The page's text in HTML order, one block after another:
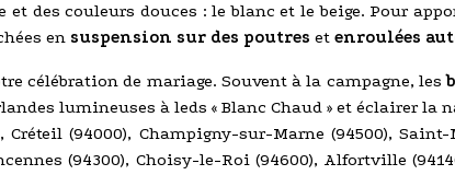
des couleurs douces : le blanc et le beige. Pour
en suspension sur des poutres et enroulées
célébration de mariage. Souvent à la campagne, les
lumineuses à leds « Blanc Chaud » et éclairer la
(94000), Champigny-sur-Marne (94500),
(94300), Choisy-le-Roi (94600), Alfortville